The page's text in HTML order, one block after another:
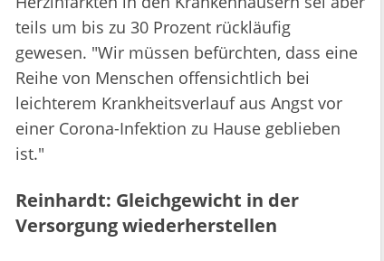
teils um bis zu 30 Prozent rückläufig
gewesen. "Wir müssen befürchten, dass eine
Reihe von Menschen offensichtlich bei
leichterem Krankheitsverlauf aus Angst vor
einer Corona-Infektion zu Hause geblieben
ist."
Reinhardt: Gleichgewicht in der
Versorgung wiederherstellen